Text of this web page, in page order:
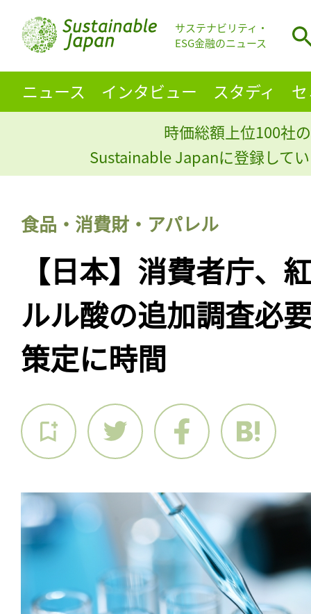
サステナビリティ・
ESG金融のニュース
ニュース インタビュー スタディ
時価総額上位100社
Sustainable Japanに登録して
食品・消費財・アパレル
【日本】消費者庁、
ルル酸の追加調査必
策定に時間